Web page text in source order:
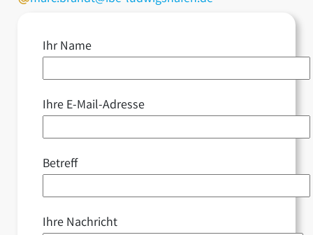
Ihr Name
Ihre E-Mail-Adresse
Betreff
Bitte lasse dieses Feld leer.
Ihre Nachricht